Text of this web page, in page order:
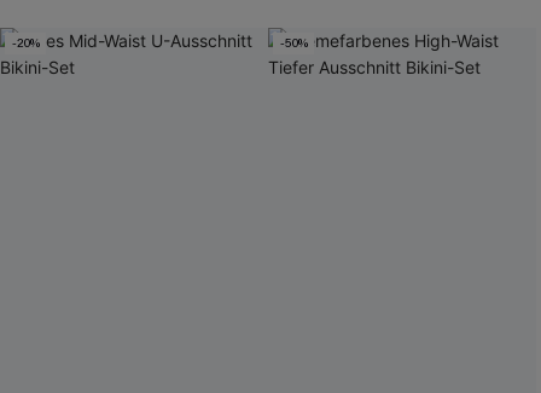
-20% -50%